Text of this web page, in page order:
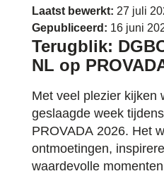
Laatst bewerkt: 27 juli
Gepubliceerd: 16 juni
Terugblik:
NL op
Met veel plezier kijken
geslaagde week tijdens
PROVADA 2026. Het
ontmoetingen,
waardevolle